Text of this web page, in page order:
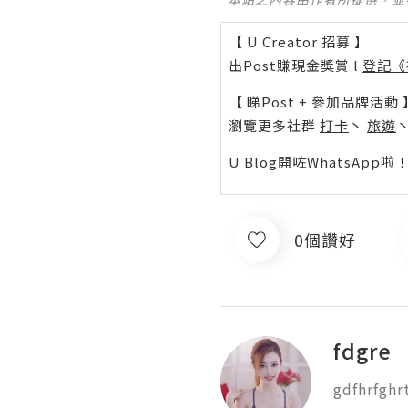
【 U Creator 招募 】
出Post賺現金獎賞 l 登記
【 睇Post + 參加品牌活動
瀏覽更多社群 打卡 丶 旅遊
U Blog開咗WhatsApp啦
0個讚好
fdgre